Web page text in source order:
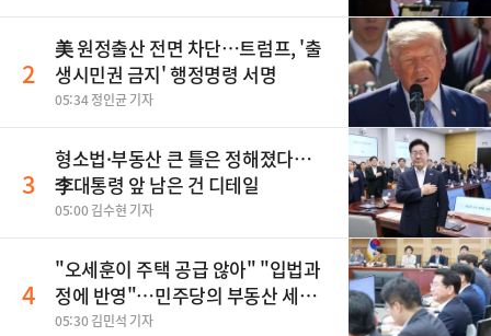
2
美 원정출산 전면 차단…트럼프, '출
생시민권 금지' 행정명령 서명
05:34 정인균 기자
3
형소법·부동산 큰 틀은 정해졌다…
李대통령 앞 남은 건 디테일
05:00 김수현 기자
4
"오세훈이 주택 공급 않아" "입법과
정에 반영"…민주당의 부동산 세제
개편 해법은
05:30 김민석 기자